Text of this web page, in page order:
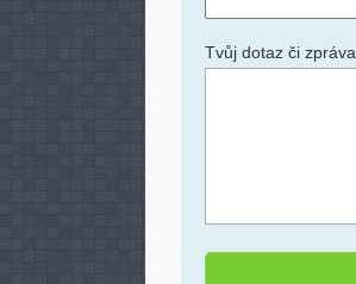
Tvůj dotaz či zpráva